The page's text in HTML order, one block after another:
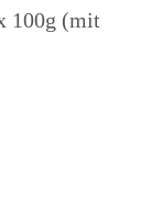
100g (mit